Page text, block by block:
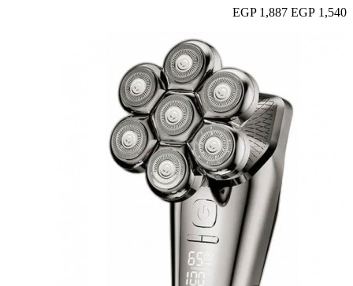
1,540 EGP
1,887 EGP